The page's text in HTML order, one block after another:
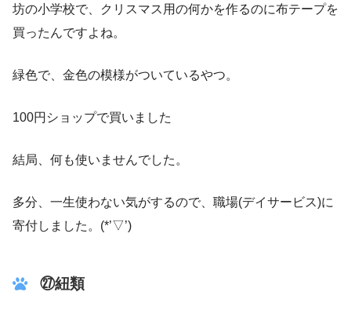
坊の小学校で、クリスマス用の何かを作るのに布テープを
買ったんですよね。
緑色で、金色の模様がついているやつ。
100円ショップで買いました
結局、何も使いませんでした。
多分、一生使わない気がするので、職場(デイサービス)に
寄付しました。(*’▽’)
㉗紐類